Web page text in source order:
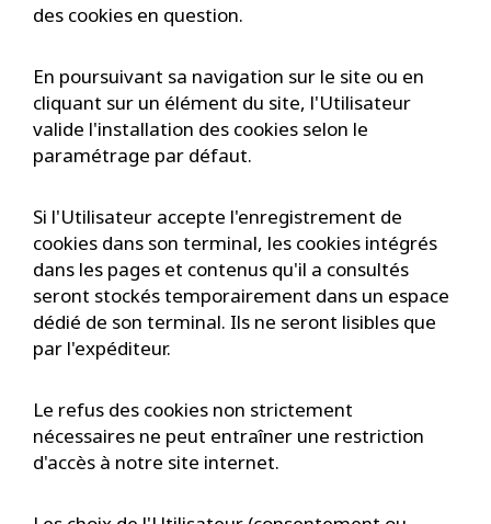
des cookies en question.
En poursuivant sa navigation sur le site ou en
cliquant sur un élément du site, l'Utilisateur
valide l'installation des cookies selon le
paramétrage par défaut.
Si l'Utilisateur accepte l'enregistrement de
cookies dans son terminal, les cookies intégrés
dans les pages et contenus qu'il a consultés
seront stockés temporairement dans un espace
dédié de son terminal. Ils ne seront lisibles que
par l'expéditeur.
Le refus des cookies non strictement
nécessaires ne peut entraîner une restriction
d'accès à notre site internet.